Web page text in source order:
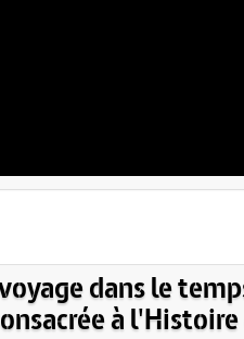
dans le
à l'Histoire